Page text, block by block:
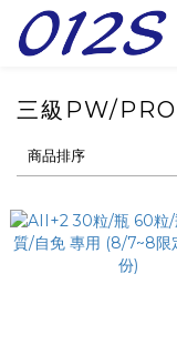
三級PW/PRO
商品排序